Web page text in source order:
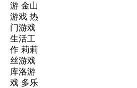
游 金山
游戏 热
门游戏
生活工
作 莉莉
丝游戏
库洛游
戏 多乐